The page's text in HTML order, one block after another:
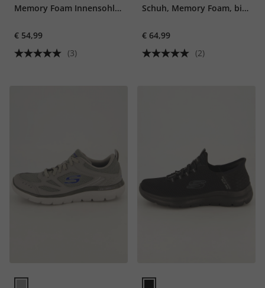
Memory Foam Innensohle,
€ 54,99
(3)
Schuh, Memory Foam, bis
€ 64,99
(2)